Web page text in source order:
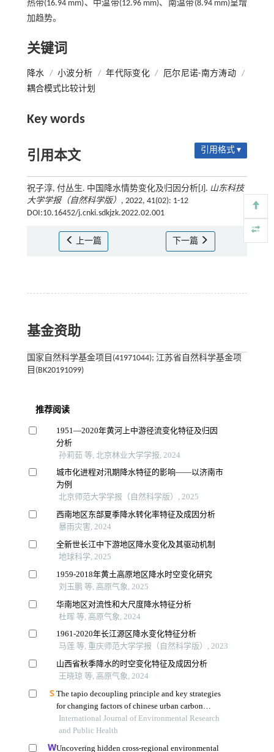
热带(16.94 mm)、中温带(12.96 mm)、南温带(8.94 mm)呈增
加趋势。
关键词
降水 / 小波分析 / 年代际变化 / 厄尔尼诺-南方涛动 /
耦合模式比较计划
Key words
引用本文 引用格式 ▾
祝子淳, 付丛生. 中国降水情势变化及归因分析[J]. 山东科技
大学学报（自然科学版） , 2022, 41(02): 1-12
DOI:10.16452/j.cnki.sdkjzk.2022.02.001
上一篇 下一篇
基金资助
国家自然科学基金项目(41971044); 江苏省自然科学基金项
目(BK20191099)